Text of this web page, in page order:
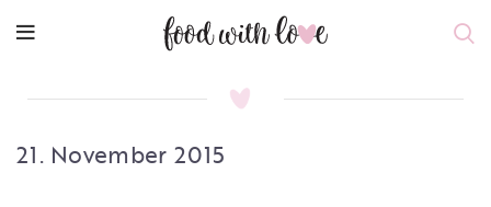
21. November 2015